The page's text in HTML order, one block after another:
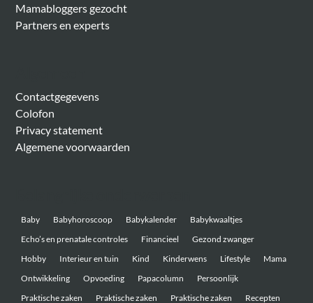
Mamabloggers gezocht
Partners en experts
Contactgegevens
Colofon
Privacy statement
Algemene voorwaarden
Baby Babyhoroscoop Babykalender
Babykwaaltjes
Echo’s en prenatale controles
Financieel
Gezond zwanger
Hobby
Interieur en tuin Kind Kinderwens Lifestyle
Mama
Ontwikkeling
Opvoeding Papacolumn
Persoonlijk
Praktische zaken
Praktische zaken Praktische zaken Recepten